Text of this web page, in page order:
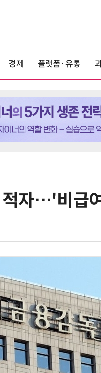
경제 플랫폼·유통
적자…'비급6월
세
대
서
9
KB
매량
10 [人
청
준